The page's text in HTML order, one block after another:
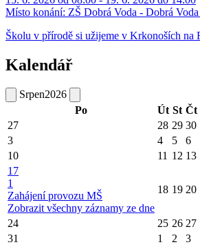
Místo konání: ZŠ Dobrá Voda - Dobrá
Školu v přírodě si užijeme v Krkonoších na
Kalendář
Srpen2026
Po
Út St Čt
27
28 29 30
3
4 5 6
10
11 12 13
17
1
Zahájení provozu MŠ
Zobrazit všechny záznamy ze dne
18 19 20
24 25 26 27
31
1 2 3